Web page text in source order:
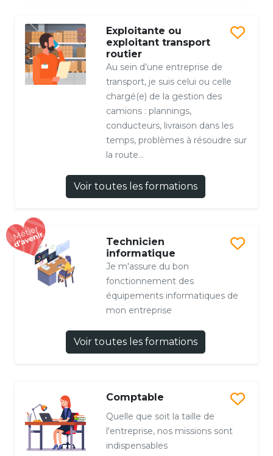
Exploitante ou
exploitant transport
routier
Au sein d’une entreprise de
transport, je suis celui ou celle
chargé(e) de la gestion des
camions : plannings,
conducteurs, livraison dans les
temps, problèmes à résoudre sur
la route…
Voir toutes les formations
Technicien
informatique
Je m'assure du bon
fonctionnement des
équipements informatiques de
mon entreprise
Voir toutes les formations
Comptable
Quelle que soit la taille de
l'entreprise, nos missions sont
indispensables